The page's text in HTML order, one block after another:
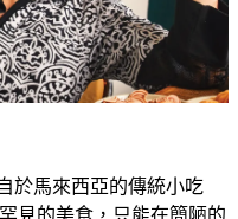
於馬來西亞的傳統小吃
見的美食，只能在簡陋的